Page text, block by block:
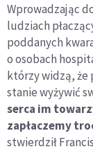
Wprowadzając
ludziach
poddanych
o osobach
którzy widzą, że
stanie wyżywić
serca im
zapłaczemy
stwierdził